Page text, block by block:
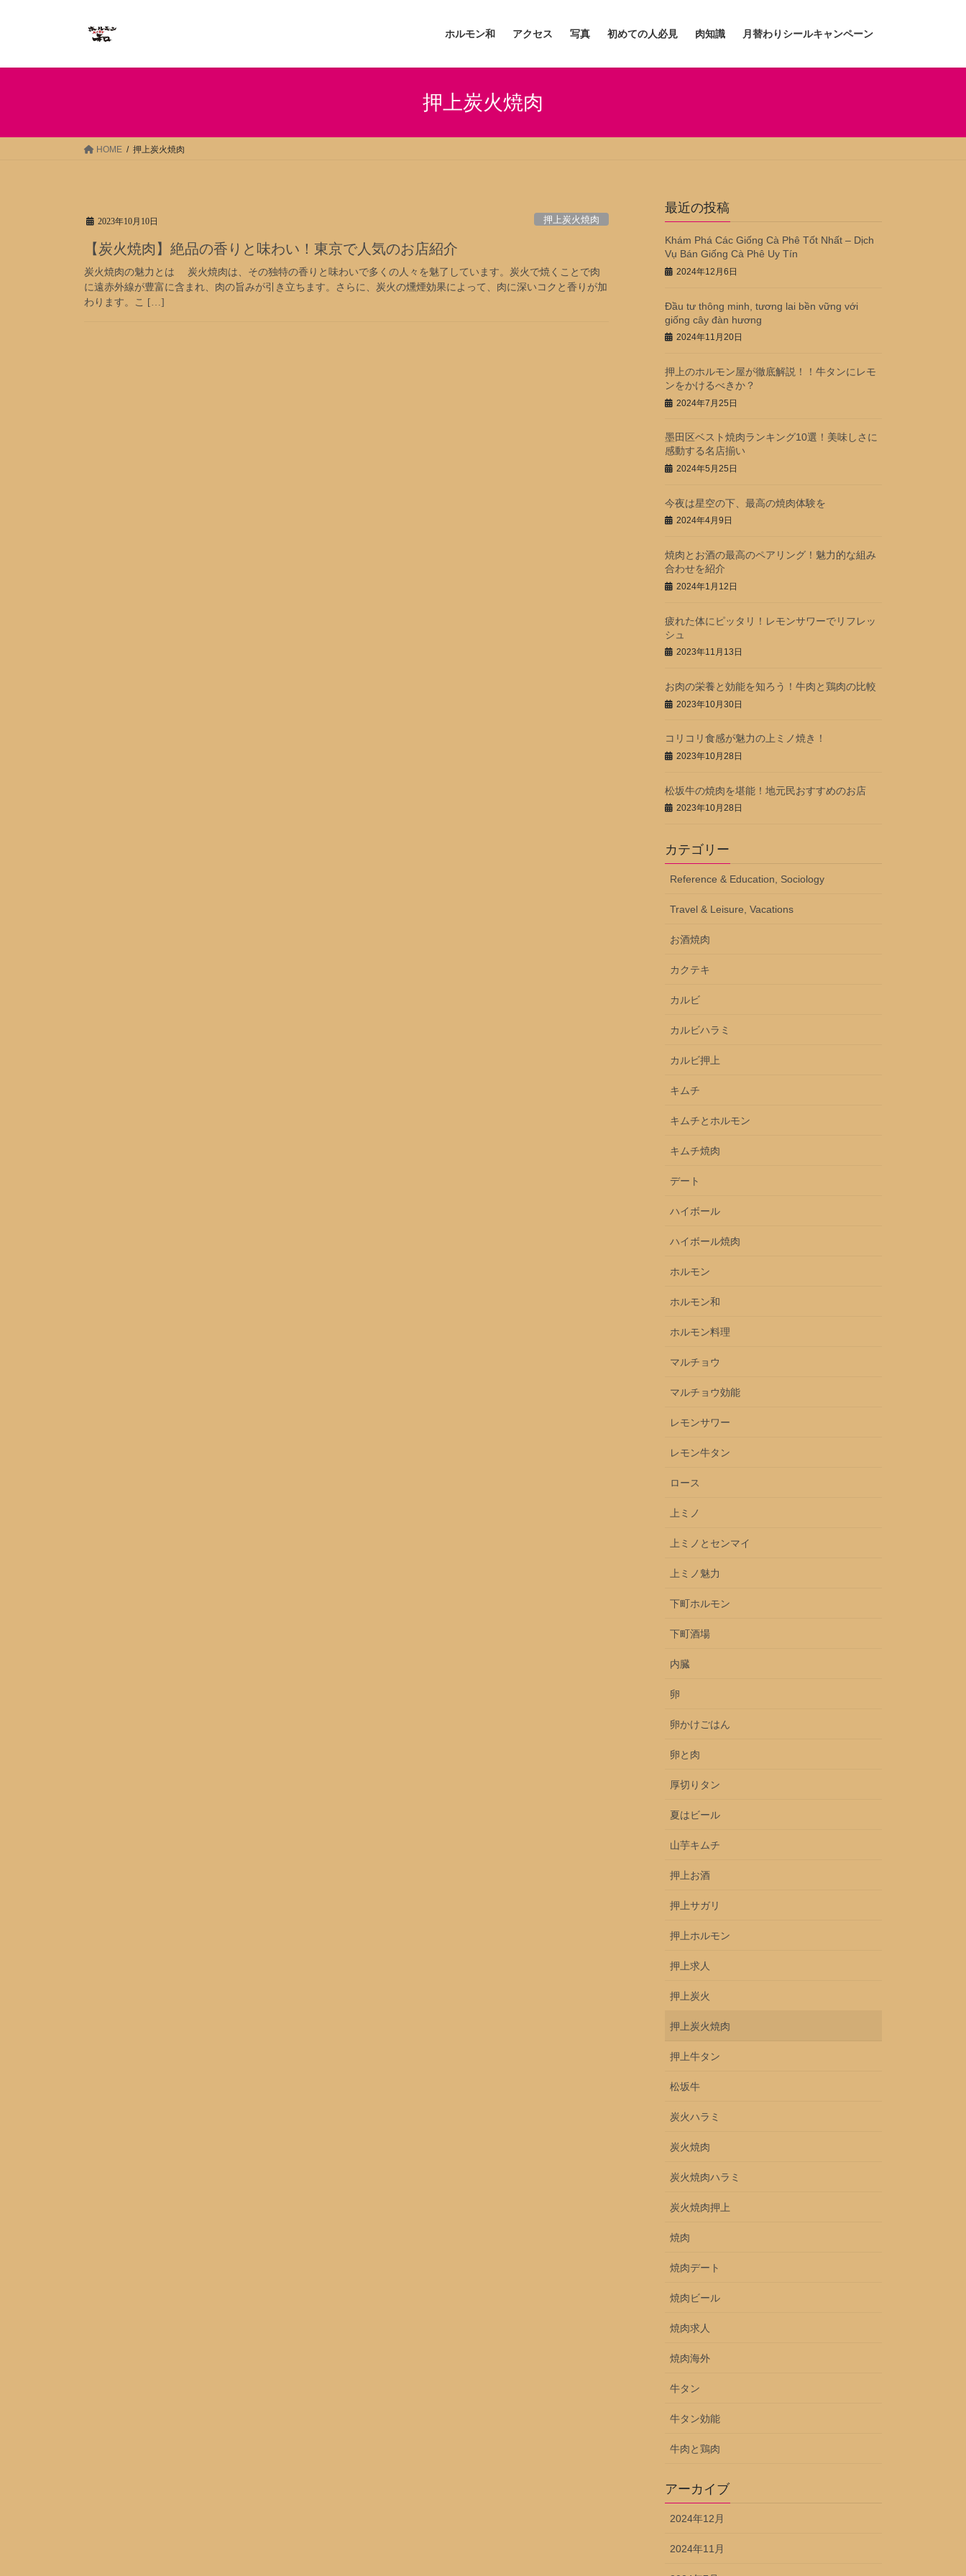
ホルモン和 アクセス 写真 初めての人必見 肉知識 月替わりシールキャンペーン
押上炭火焼肉
HOME 押上炭火焼肉
2023年10月10日 押上炭火焼肉
【炭火焼肉】絶品の香りと味わい！東京で人気のお店紹介
炭火焼肉の魅力とは 炭火焼肉は、その独特の香りと味わいで多くの人々を魅了しています。炭火で焼くことで肉
に遠赤外線が豊富に含まれ、肉の旨みが引き立ちます。さらに、炭火の燻煙効果によって、肉に深いコクと香りが加
わります。こ […]
最近の投稿
Khám Phá Các Giống Cà Phê Tốt Nhất – Dịch
Vụ Bán Giống Cà Phê Uy Tín
2024年12月6日
Đầu tư thông minh, tương lai bền vững với
giống cây đàn hương
2024年11月20日
押上のホルモン屋が徹底解説！！牛タンにレモ
ンをかけるべきか？
2024年7月25日
墨田区ベスト焼肉ランキング10選！美味しさに
感動する名店揃い
2024年5月25日
今夜は星空の下、最高の焼肉体験を
2024年4月9日
焼肉とお酒の最高のペアリング！魅力的な組み
合わせを紹介
2024年1月12日
疲れた体にピッタリ！レモンサワーでリフレッ
シュ
2023年11月13日
お肉の栄養と効能を知ろう！牛肉と鶏肉の比較
2023年10月30日
コリコリ食感が魅力の上ミノ焼き！
2023年10月28日
松坂牛の焼肉を堪能！地元民おすすめのお店
2023年10月28日
カテゴリー
Reference & Education, Sociology
Travel & Leisure, Vacations
お酒焼肉
カクテキ
カルビ
カルビハラミ
カルビ押上
キムチ
キムチとホルモン
キムチ焼肉
デート
ハイボール
ハイボール焼肉
ホルモン
ホルモン和
ホルモン料理
マルチョウ
マルチョウ効能
レモンサワー
レモン牛タン
ロース
上ミノ
上ミノとセンマイ
上ミノ魅力
下町ホルモン
下町酒場
内臓
卵
卵かけごはん
卵と肉
厚切りタン
夏はビール
山芋キムチ
押上お酒
押上サガリ
押上ホルモン
押上求人
押上炭火
押上炭火焼肉
押上牛タン
松坂牛
炭火ハラミ
炭火焼肉
炭火焼肉ハラミ
炭火焼肉押上
焼肉
焼肉デート
焼肉ビール
焼肉求人
焼肉海外
牛タン
牛タン効能
牛肉と鶏肉
アーカイブ
2024年12月
2024年11月